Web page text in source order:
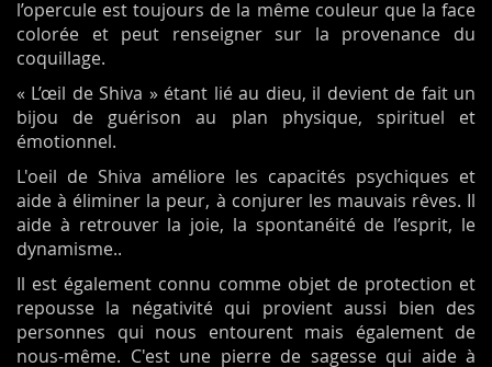
l’opercule est toujours de la même couleur que la face
colorée et peut renseigner sur la provenance du
coquillage.
« L’œil de Shiva » étant lié au dieu, il devient de fait un
bijou de guérison au plan physique, spirituel et
émotionnel.
L'oeil de Shiva améliore les capacités psychiques et
aide à éliminer la peur, à conjurer les mauvais rêves. Il
aide à retrouver la joie, la spontanéité de l’esprit, le
dynamisme..
Il est également connu comme objet de protection et
repousse la négativité qui provient aussi bien des
personnes qui nous entourent mais également de
nous-même. C'est une pierre de sagesse qui aide à